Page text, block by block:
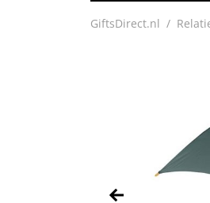
GiftsDirect.nl